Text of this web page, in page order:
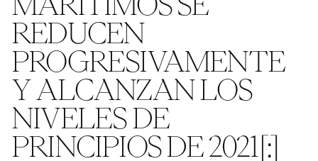
REDUCEN
PROGRESIVAMENTE
Y ALCANZAN LOS
NIVELES DE
PRINCIPIOS DE 2021[:]